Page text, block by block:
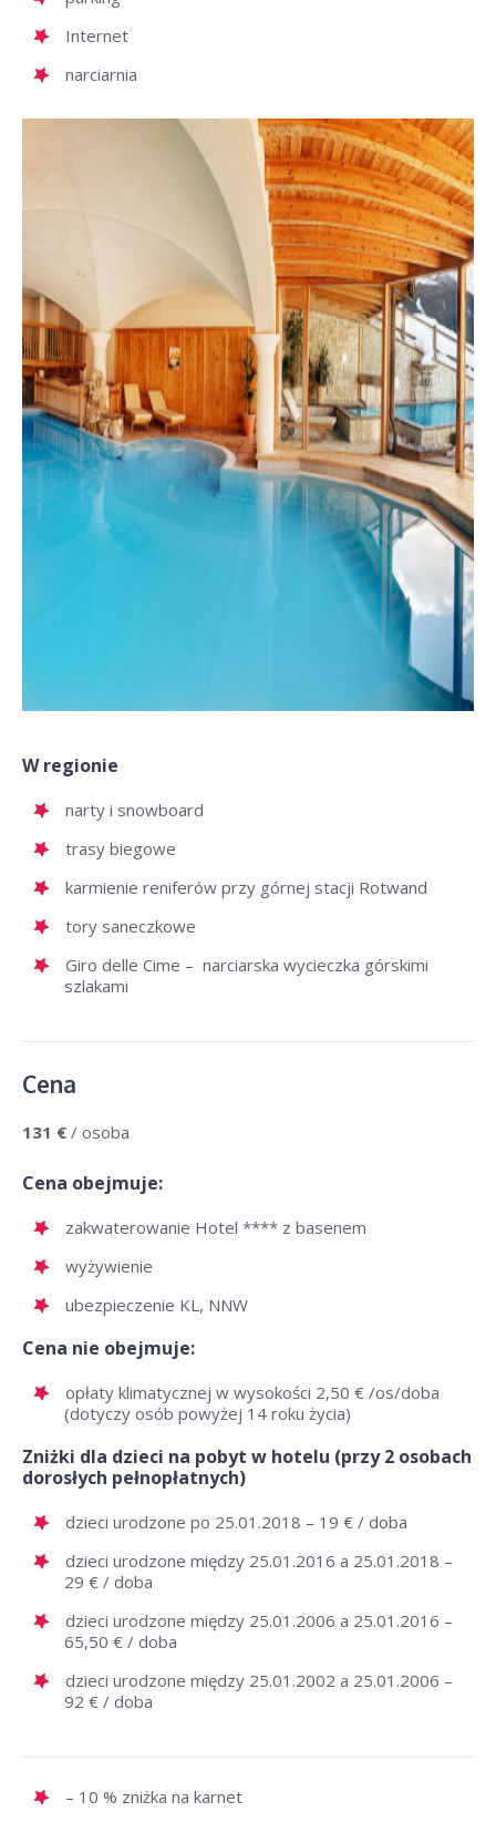
Internet
narciarnia
W regionie
narty i snowboard
trasy biegowe
karmienie reniferów przy górnej stacji Rotwand
tory saneczkowe
Giro delle Cime – narciarska wycieczka górskimi
szlakami
Cena
131 € / osoba
Cena obejmuje:
zakwaterowanie Hotel **** z basenem
wyżywienie
ubezpieczenie KL, NNW
Cena nie obejmuje:
opłaty klimatycznej w wysokości 2,50 € /os/doba
(dotyczy osób powyżej 14 roku życia)
Zniżki dla dzieci na pobyt w hotelu (przy 2 osobach
dorosłych pełnopłatnych)
dzieci urodzone po 25.01.2018 – 19 € / doba
dzieci urodzone między 25.01.2016 a 25.01.2018 –
29 € / doba
dzieci urodzone między 25.01.2006 a 25.01.2016 –
65,50 € / doba
dzieci urodzone między 25.01.2002 a 25.01.2006 –
92 € / doba
– 10 % zniżka na karnet